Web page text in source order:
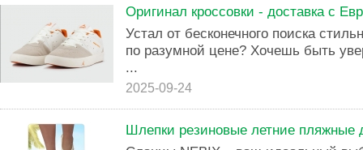
Оригинал кроссовки - доставка с
Устал от бесконечного поиска
по разумной цене? Хочешь быть
...
2025-09-24
Шлепки резиновые летние пляжные